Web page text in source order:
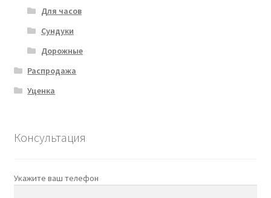
Для часов
Сундуки
Дорожные
Распродажа
Уценка
Консультация
Укажите ваш телефон